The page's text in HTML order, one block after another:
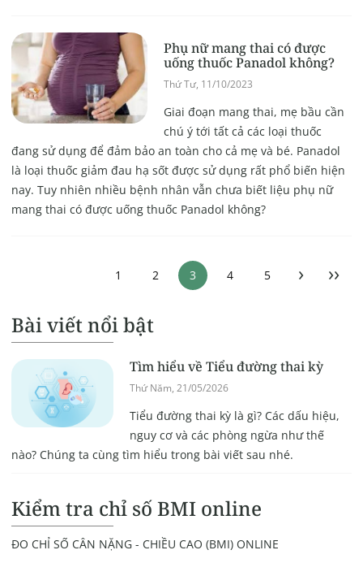
Phụ nữ mang thai có được
uống thuốc Panadol không?
Thứ Tư, 11/10/2023
Giai đoạn mang thai, mẹ bầu cần
chú ý tới tất cả các loại thuốc
đang sử dụng để đảm bảo an toàn cho cả mẹ và bé. Panadol
là loại thuốc giảm đau hạ sốt được sử dụng rất phổ biến hiện
nay. Tuy nhiên nhiều bệnh nhân vẫn chưa biết liệu phụ nữ
mang thai có được uống thuốc Panadol không?
1 2 3 4 5 ›
››
Bài viết nổi bật
Tìm hiểu về Tiểu đường thai kỳ
Thứ Năm, 21/05/2026
Tiểu đường thai kỳ là gì? Các dấu hiệu,
nguy cơ và các phòng ngừa như thế
nào? Chúng ta cùng tìm hiểu trong bài viết sau nhé.
Kiểm tra chỉ số BMI online
ĐO CHỈ SỐ CÂN NẶNG - CHIỀU CAO (BMI) ONLINE